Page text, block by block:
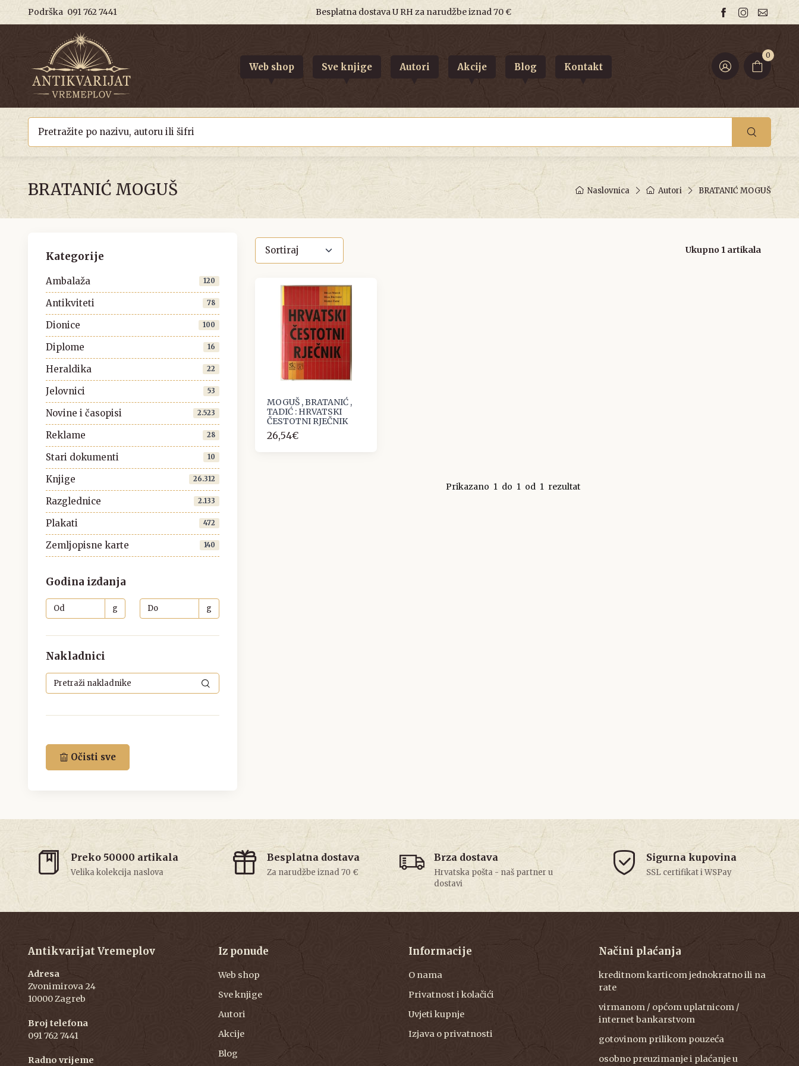
Podrška 091 762 7441 Besplatna dostava U RH za narudžbe iznad 70 €
0
Web shop Sve knjige Autori Akcije Blog Kontakt
Naslovnica Autori BRATANIĆ MOGUŠ
BRATANIĆ MOGUŠ
Kategorije
Ambalaža 120
Antikviteti 78
Dionice 100
Diplome 16
Heraldika 22
Jelovnici 53
Novine i časopisi 2.523
Reklame 28
Stari dokumenti 10
Knjige 26.312
Razglednice 2.133
Plakati 472
Zemljopisne karte 140
Godina izdanja
g g
Nakladnici
Očisti sve
Ukupno 1 artikala
MOGUŠ , BRATANIĆ ,
TADIĆ : HRVATSKI
ČESTOTNI RJEČNIK
26,54€
Prikazano 1 do 1 od 1 rezultat
Preko 50000 artikala
Velika kolekcija naslova
Besplatna dostava
Za narudžbe iznad 70 €
Brza dostava
Hrvatska pošta - naš partner u
dostavi
Sigurna kupovina
SSL certifikat i WSPay
Antikvarijat Vremeplov
Adresa
Zvonimirova 24
10000 Zagreb
Broj telefona
091 762 7441
Radno vrijeme
Iz ponude
Web shop
Sve knjige
Autori
Akcije
Blog
Informacije
O nama
Privatnost i kolačići
Uvjeti kupnje
Izjava o privatnosti
Načini plaćanja
kreditnom karticom jednokratno ili na
rate
virmanom / općom uplatnicom /
internet bankarstvom
gotovinom prilikom pouzeća
osobno preuzimanje i plaćanje u